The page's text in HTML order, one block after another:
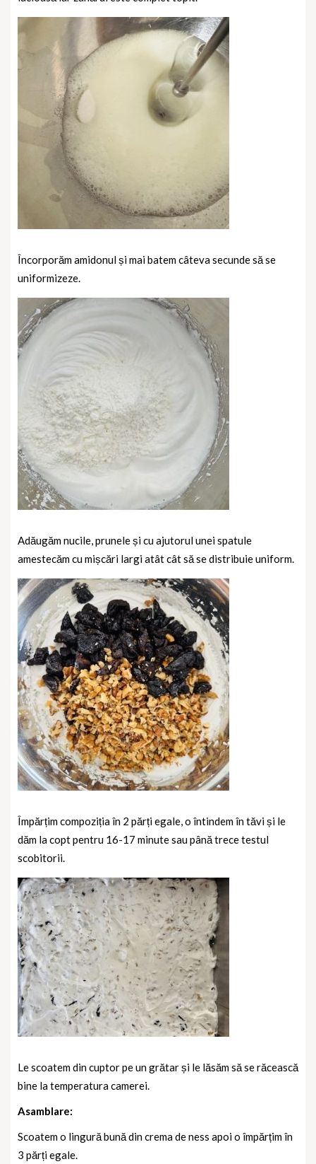
Încorporăm amidonul și mai batem câteva secunde să se
uniformizeze.
Adăugăm nucile, prunele și cu ajutorul unei spatule
amestecăm cu mișcări largi atât cât să se distribuie uniform.
Împărțim compoziția în 2 părți egale, o întindem în tăvi și le
dăm la copt pentru 16-17 minute sau până trece testul
scobitorii.
Le scoatem din cuptor pe un grătar și le lăsăm să se răcească
bine la temperatura camerei.
Asamblare:
Scoatem o lingură bună din crema de ness apoi o împărțim în
3 părți egale.